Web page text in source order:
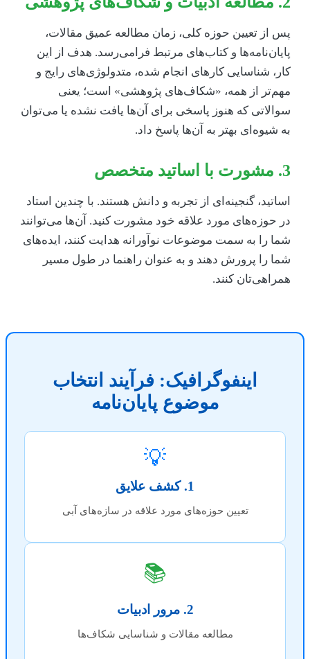
از تعیین حوزه کلی، زمان مطالعه عمیق مقالات،
و کتاب‌های مرتبط فرامی‌رسد. هدف از این
شناسایی کارهای انجام شده، متدولوژی‌های رایج و
از همه، «شکاف‌های پژوهشی» است؛ یعنی
که هنوز پاسخی برای آن‌ها یافت نشده یا می‌توان
شیوه‌ای بهتر به آن‌ها پاسخ داد.
گنجینه‌ای از تجربه و دانش هستند. با چندین استاد
حوزه‌های مورد علاقه خود مشورت کنید. آن‌ها می‌توانند
را به سمت موضوعات نوآورانه هدایت کنند، ایده‌های
را پرورش دهند و به عنوان راهنما در طول مسیر
کنند.
اینفوگرافیک: فرآیند انتخاب
موضوع پایان‌نامه
تعیین حوزه‌های مورد علاقه در سازه‌های آبی
مطالعه مقالات و شناسایی شکاف‌ها